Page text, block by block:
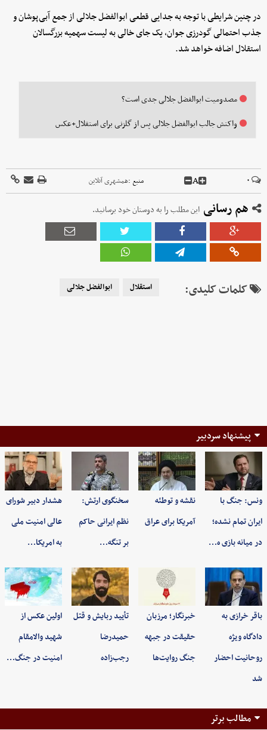
در چنین شرایطی با توجه به جدایی قطعی ابوالفضل جلالی از جمع آبی‌پوشان و
جذب احتمالی گودرزی جوان، یک جای خالی به لیست سهمیه بزرگسالان
استقلال اضافه خواهد شد.
مصدومیت ابوالفضل جلالی جدی است؟
واکنش جالب ابوالفضل جلالی پس از گلزنی برای استقلال+عکس
۰ A منبع :همشهری آنلاین
هم رسانی این مطلب را به دوستان خود برسانید.
کلمات کلیدی: استقلال ابوالفضل جلالی
پیشنهاد سردبیر
ونس: جنگ با
ایران تمام نشده؛
در میانه بازی ه…
نقشه و توطئه
آمریکا برای عراق
سخنگوی ارتش:
نظم ایرانی حاکم
بر تنگه…
هشدار دبیر شورای
عالی امنیت ملی
به امریکا…
باقر خرازی به
دادگاه ویژه
روحانیت احضار
شد
خبرنگار؛ مرزبان
حقیقت در جبهه
جنگ روایت‌ها
تأیید ربایش و قتل
حمیدرضا
رجب‌زاده
اولین عکس از
شهید والامقام
امنیت در جنگ…
مطالب برتر